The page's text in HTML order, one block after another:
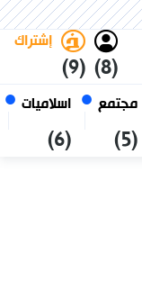
مجتمع
(5)
اسلاميات
(6)
(8)
إشتراك
(9)